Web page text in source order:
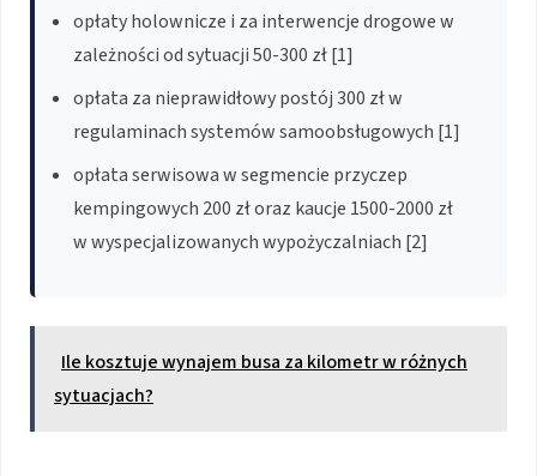
opłaty holownicze i za interwencje drogowe w
zależności od sytuacji 50-300 zł [1]
opłata za nieprawidłowy postój 300 zł w
regulaminach systemów samoobsługowych [1]
opłata serwisowa w segmencie przyczep
kempingowych 200 zł oraz kaucje 1500-2000 zł
w wyspecjalizowanych wypożyczalniach [2]
Ile kosztuje wynajem busa za kilometr w różnych
sytuacjach?